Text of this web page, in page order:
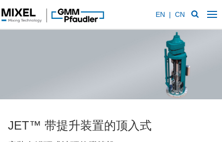
技术 给您带来的益处 下载
EN | CN
JET™ 带提升装置的顶入式